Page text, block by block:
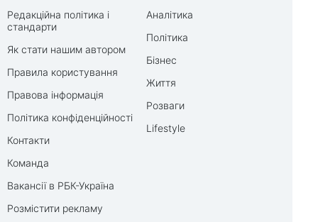
Редакційна політика і
стандарти
Як стати нашим автором
Правила користування
Правова інформація
Політика конфіденційності
Контакти
Команда
Вакансії в РБК-Україна
Розмістити рекламу
Аналітика
Політика
Бізнес
Життя
Розваги
Lifestyle